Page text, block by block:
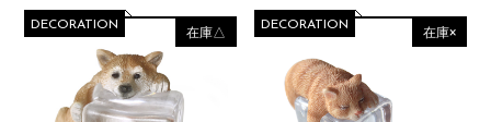
在庫△
DECORATION 在庫×
DECORATION